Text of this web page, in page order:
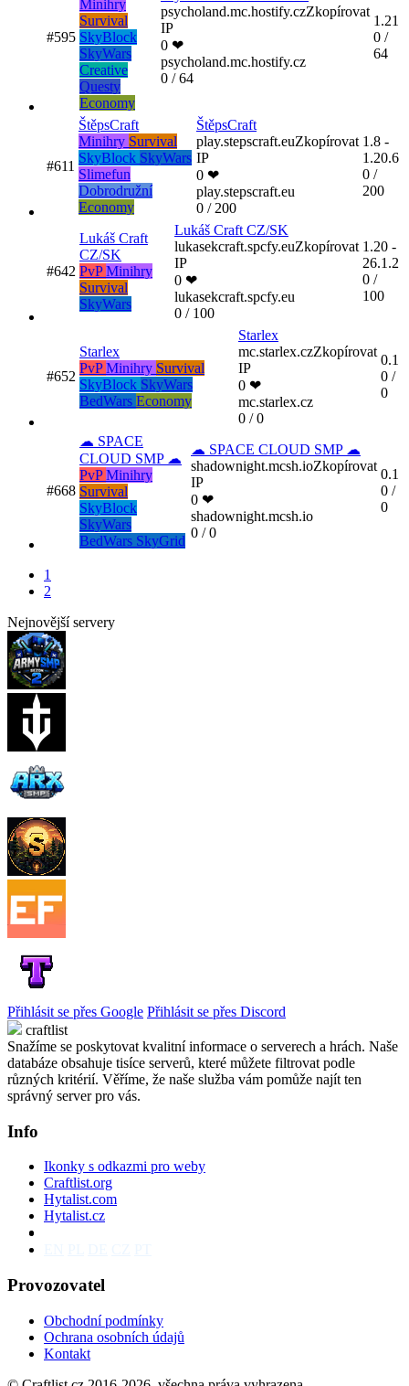
#595
Minihry
Survival
SkyBlock
SkyWars
Creative
Questy
Economy
psycholand.mc.hostify.czZkopírovat
IP
0 ❤
psycholand.mc.hostify.cz
0 / 64
1.21
0 /
64
#611
ŠtěpsCraft
Minihry Survival
SkyBlock SkyWars
Slimefun
Dobrodružní
Economy
ŠtěpsCraft
play.stepscraft.euZkopírovat
IP
0 ❤
play.stepscraft.eu
0 / 200
1.8 -
1.20.6
0 /
200
#642
Lukáš Craft
CZ/SK
PvPMinihry
Survival
SkyWars
Lukáš Craft CZ/SK
lukasekcraft.spcfy.euZkopírovat
IP
0 ❤
lukasekcraft.spcfy.eu
0 / 100
1.20 -
26.1.2
0 /
100
#652
Starlex
PvPMinihry Survival
SkyBlock SkyWars
BedWars Economy
Starlex
mc.starlex.czZkopírovat
IP
0 ❤
mc.starlex.cz
0 / 0
0.1
0 /
0
#668
☁ SPACE
CLOUD SMP ☁
PvPMinihry
Survival
SkyBlock
SkyWars
BedWars SkyGrid
☁ SPACE CLOUD SMP ☁
shadownight.mcsh.ioZkopírovat
IP
0 ❤
shadownight.mcsh.io
0 / 0
0.1
0 /
0
1
2
Nejnovější servery
Přihlásit se přes Google Přihlásit se přes Discord
craftlist
Snažíme se poskytovat kvalitní informace o serverech a hrách. Naše
databáze obsahuje tisíce serverů, které můžete filtrovat podle
různých kritérií. Věříme, že naše služba vám pomůže najít ten
správný server pro vás.
Info
Ikonky s odkazmi pro weby
Craftlist.org
Hytalist.com
Hytalist.cz
Provozovatel
Obchodní podmínky
Ochrana osobních údajů
Kontakt